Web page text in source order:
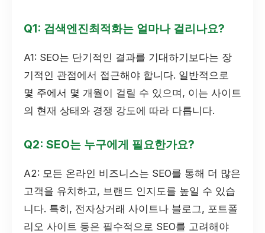
Q1: 검색엔진최적화는 얼마나 걸리나요?
A1: SEO는 단기적인 결과를 기대하기보다는 장
기적인 관점에서 접근해야 합니다. 일반적으로
몇 주에서 몇 개월이 걸릴 수 있으며, 이는 사이트
의 현재 상태와 경쟁 강도에 따라 다릅니다.
Q2: SEO는 누구에게 필요한가요?
A2: 모든 온라인 비즈니스는 SEO를 통해 더 많은
고객을 유치하고, 브랜드 인지도를 높일 수 있습
니다. 특히, 전자상거래 사이트나 블로그, 포트폴
리오 사이트 등은 필수적으로 SEO를 고려해야